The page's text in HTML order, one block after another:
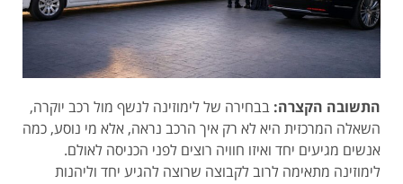
התשובה הקצרה: בבחירה של לימוזינה לנשף מול רכב יוקרה,
השאלה המרכזית היא לא רק איך הרכב נראה, אלא מי נוסע, כמה
אנשים מגיעים יחד ואיזו חוויה רוצים לפני הכניסה לאולם.
לימוזינה מתאימה לרוב לקבוצה שרוצה להגיע יחד וליהנות